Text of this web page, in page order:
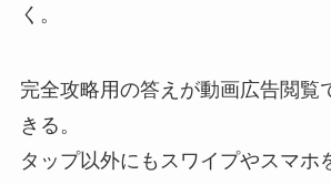
く。
完全攻略用の答えが動画広告閲覧
きる。
タップ以外にもスワイプやスマホ